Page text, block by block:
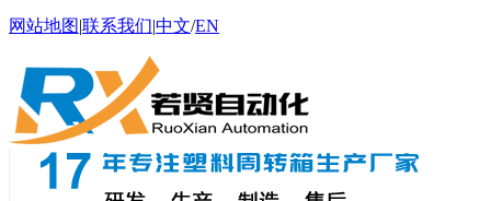
网站地图|联系我们|中文/EN